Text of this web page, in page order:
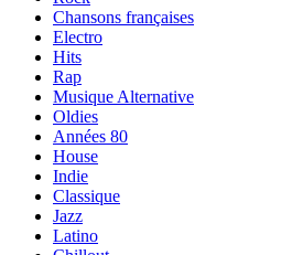
Chansons françaises
Electro
Hits
Rap
Musique Alternative
Oldies
Années 80
House
Indie
Classique
Jazz
Latino